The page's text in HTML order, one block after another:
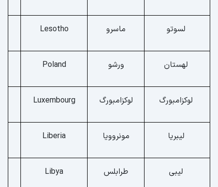
لسوتو ماسرو Lesotho
لهستان ورشو Poland
لوکزامبورگ لوکزامبورگ Luxembourg
لیبریا مونروویا Liberia
لیبی طرابلس Libya